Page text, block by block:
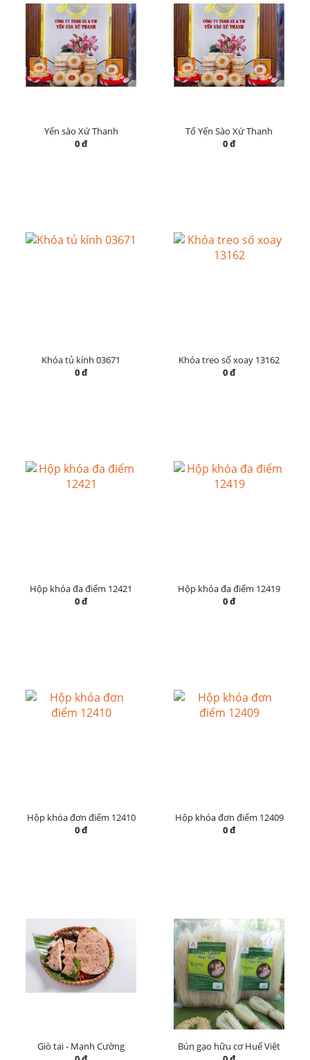
Yến sào Xứ Thanh
0 đ
Tổ Yến Sào Xứ Thanh
0 đ
Khóa tủ kính 03671
0 đ
Khóa treo số xoay 13162
0 đ
Hộp khóa đa điểm 12421
0 đ
Hộp khóa đa điểm 12419
0 đ
Hộp khóa đơn điểm 12410
0 đ
Hộp khóa đơn điểm 12409
0 đ
Giò tai - Mạnh Cường
Bún gạo hữu cơ Huế Việt